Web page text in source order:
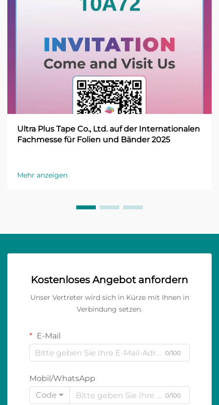
Ultra Plus Tape Co., Ltd. auf der Internationalen
Fachmesse für Folien und Bänder 2025
Mehr anzeigen
Kostenloses Angebot anfordern
Unser Vertreter wird sich in Kürze mit Ihnen in
Verbindung setzen.
E-Mail
0/100
Mobil/WhatsApp
Code
0/100